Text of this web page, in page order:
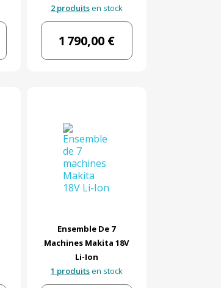
2 produitsen stock
1 790,00 €
Ensemble De 7
Machines Makita 18V
Li-Ion
1 produitsen stock